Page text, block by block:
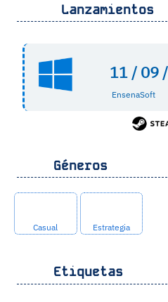
Lanzamientos
11 / 09 /
EnsenaSoft
Géneros
Casual Estrategia
Etiquetas